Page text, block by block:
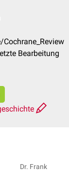
Bearbeitung
Dr. Frank